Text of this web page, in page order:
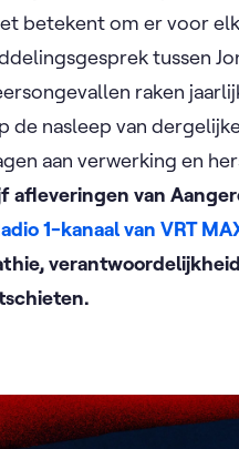
betekent om er voor
tussen
raken
de nasleep van
aan verwerking en
afleveringen van
1-kanaal van VRT